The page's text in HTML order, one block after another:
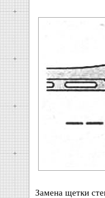
Замена щетки